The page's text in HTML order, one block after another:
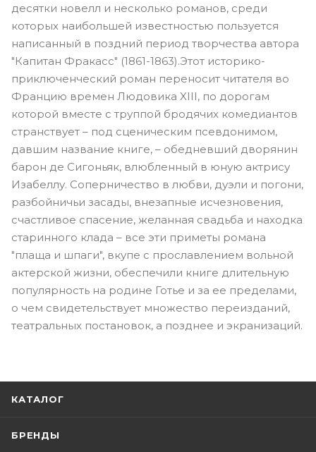
десятки новелл и несколько романов, среди
которых наибольшей известностью пользуется
написанный в поздний период творчества автора
"Капитан Фракасс" (1861-1863).Этот историко-
приключенческий роман переносит читателя во
Францию времен Людовика XIII, по дорогам
которой вместе с труппой бродячих комедиантов
странствует – под сценическим псевдонимом,
давшим название книге, – обедневший дворянин
барон де Сигоньяк, влюбленный в юную актрису
Изабеллу. Соперничество в любви, дуэли и погони,
разбойничьи засады, внезапные исчезновения,
счастливое спасение, желанная свадьба и находка
старинного клада – все эти приметы романа
"плаща и шпаги", вкупе с прославлением вольной
актерской жизни, обеспечили книге длительную
популярность на родине Готье и за ее пределами,
о чем свидетельствует множество переизданий,
театральных постановок, а позднее и экранизаций.
КАТАЛОГ
БРЕНДЫ